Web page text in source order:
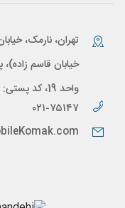
تهران، نارمک،
واحد 19، کد پستی: 1646668634
۰۲۱-۷۵۱۴۷